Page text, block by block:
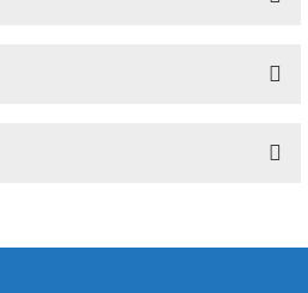
kullanarak tarafımıza iletebilirsiniz.